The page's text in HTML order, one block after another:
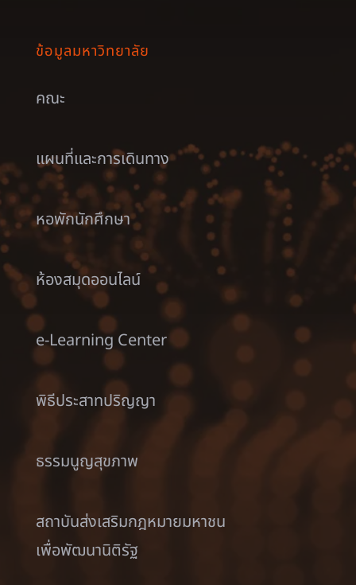
ข้อมูลมหาวิทยาลัย
คณะ
แผนที่และการเดินทาง
หอพักนักศึกษา
ห้องสมุดออนไลน์
e-Learning Center
พิธีประสาทปริญญา
ธรรมนูญสุขภาพ
สถาบันส่งเสริมกฎหมายมหาชน
เพื่อพัฒนานิติรัฐ